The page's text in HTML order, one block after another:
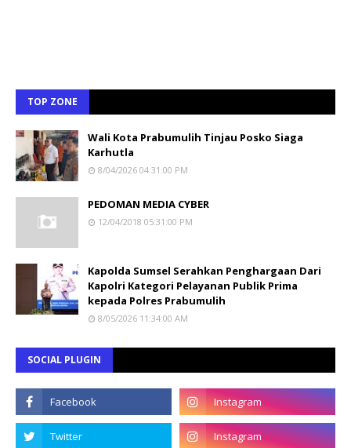
TOP ZONE
Wali Kota Prabumulih Tinjau Posko Siaga
Karhutla
8/04/2026 04:31:00 PM
PEDOMAN MEDIA CYBER
12/04/2018 05:31:00 PM
Kapolda Sumsel Serahkan Penghargaan Dari
Kapolri Kategori Pelayanan Publik Prima
kepada Polres Prabumulih
8/05/2026 11:34:00 AM
SOCIAL PLUGIN